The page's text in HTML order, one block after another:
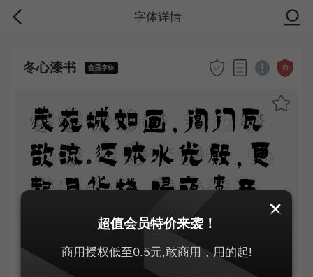
字体详情
冬心漆书 商
茂苑城如画，阊门瓦
欲流。还依水光殿，更
起月华楼。侵夜鸾开
镜，迎冬雉献裘。从臣
皆半醉，天子正无愁。
超值会员特价来袭！
商用授权低至0.5元,敢商用，用的起!